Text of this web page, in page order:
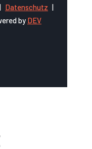
Datenschutz
by DEV